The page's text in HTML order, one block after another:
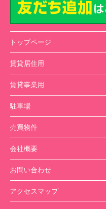
トップページ
賃貸居住用
賃貸事業用
駐車場
売買物件
会社概要
お問い合わせ
アクセスマップ